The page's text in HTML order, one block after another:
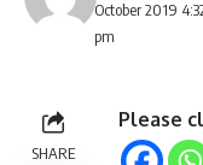
October 2019
pm
SHARE
Please